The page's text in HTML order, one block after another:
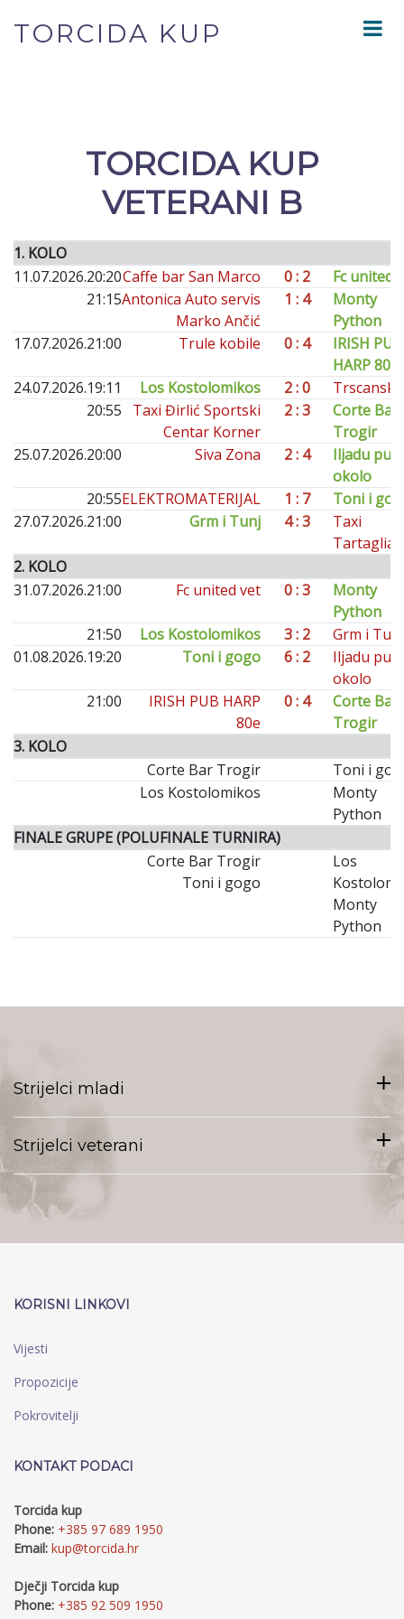
TORCIDA KUP
TORCIDA KUP
VETERANI B
1. KOLO
11.07.2026.20:20Caffe bar San Marco 0 : 2
Fc united
21:15Antonica Auto servis
Marko Ančić
1 : 4
Monty
Python
17.07.2026.21:00 Trule kobile 0 : 4
IRISH PUB
HARP 80e
24.07.2026.19:11 Los Kostolomikos 2 : 0
Trscanska
20:55
Taxi Đirlić Sportski
Centar Korner
2 : 3
Corte Bar
Trogir
25.07.2026.20:00 Siva Zona 2 : 4
Iljadu puta
okolo
20:55ELEKTROMATERIJAL 1 : 7
Toni i
27.07.2026.21:00 Grm i Tunj 4 : 3
Taxi
Tartaglia
2. KOLO
31.07.2026.21:00 Fc united vet 0 : 3
Monty
Python
21:50
Los Kostolomikos 3 : 2
Grm i Tunj
01.08.2026.19:20 Toni i gogo 6 : 2
Iljadu puta
okolo
21:00
IRISH PUB HARP
80e
0 : 4
Corte Bar
Trogir
3. KOLO
Corte Bar Trogir
Toni i
Los Kostolomikos
Monty
Python
FINALE GRUPE (POLUFINALE TURNIRA)
Corte Bar Trogir
Toni i gogo
Los
Monty
Python
Strijelci mladi
Strijelci veterani
KORISNI LINKOVI
Vijesti
Propozicije
Pokrovitelji
KONTAKT PODACI
Torcida kup
Phone: +385 97 689 1950
Email: kup@torcida.hr
Dječji Torcida kup
Phone: +385 92 509 1950